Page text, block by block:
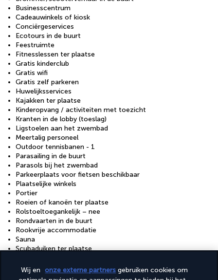
Businesscentrum
Cadeauwinkels of kiosk
Conciërgeservices
Ecotours in de buurt
Feestruimte
Fitnesslessen ter plaatse
Gratis kinderclub
Gratis wifi
Gratis zelf parkeren
Huwelijksservices
Kajakken ter plaatse
Kinderopvang / activiteiten met toezicht
Kranten in de lobby (toeslag)
Ligstoelen aan het zwembad
Meertalig personeel
Outdoor tennisbanen - 1
Parasailing in de buurt
Parasols bij het zwembad
Parkeerplaats voor fietsen beschikbaar
Plaatselijke winkels
Portier
Roeien of kanoën ter plaatse
Rolstoeltoegankelijk – nee
Rondvaarten in de buurt
Rookvrije accommodatie
Sauna
Scubaduiken ter plaatse
Snorkelen ter plaatse
Stomerij / wasserijservice
Wij en onze externe partners gebruiken cookies om